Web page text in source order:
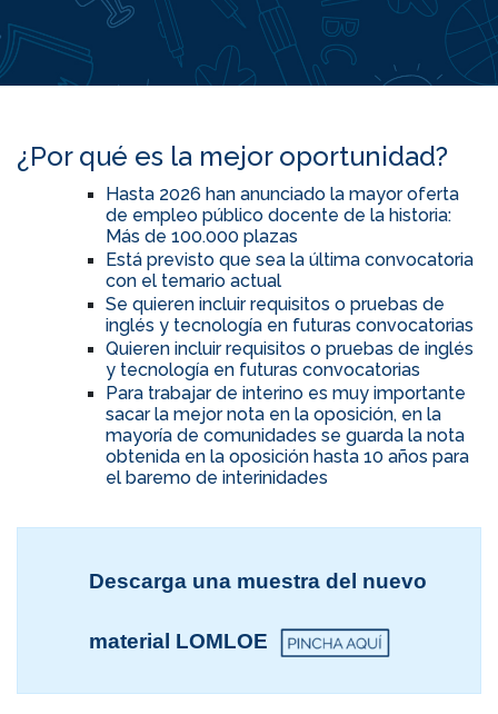
¿Por qué es la mejor oportunidad?
Hasta 2026 han anunciado la mayor oferta
de empleo público docente de la historia:
Más de 100.000 plazas
Está previsto que sea la última convocatoria
con el temario actual
Se quieren incluir requisitos o pruebas de
inglés y tecnología en futuras convocatorias
Quieren incluir requisitos o pruebas de inglés
y tecnología en futuras convocatorias
Para trabajar de interino es muy importante
sacar la mejor nota en la oposición, en la
mayoría de comunidades se guarda la nota
obtenida en la oposición hasta 10 años para
el baremo de interinidades
Descarga una muestra del nuevo
material LOMLOE